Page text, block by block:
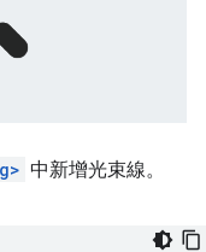
中新增光束線。